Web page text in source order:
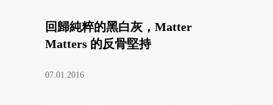
回歸純粹的黑白灰，Matter
Matters 的反骨堅持
07.01.2016